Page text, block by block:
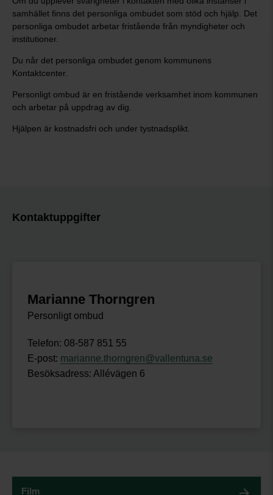
samhället finns det personliga ombudet som stöd och hjälp. Det
personliga ombudet arbetar fristående från myndigheter och
institutioner.
Du når det personliga ombudet genom kommunens
Kontaktcenter.
Personligt ombud är en fristående verksamhet inom kommunen
och arbetar på uppdrag av dig.
Hjälpen är kostnadsfri och under tystnadsplikt.
Kontaktuppgifter
Marianne Thorngren
Personligt ombud
Telefon: 08-587 851 55
E-post: marianne.thorngren@vallentuna.se
Besöksadress: Allévägen 6
Film